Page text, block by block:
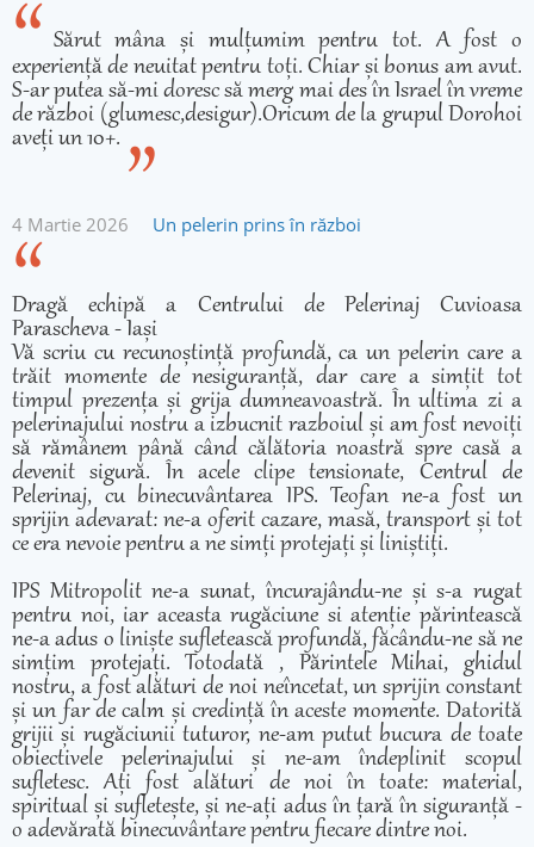
Sărut mâna și mulțumim pentru tot. A fost o
experiență de neuitat pentru toți. Chiar și bonus am avut.
S-ar putea să-mi doresc să merg mai des în Israel în vreme
de război (glumesc,desigur).Oricum de la grupul Dorohoi
aveți un 10+.
4 Martie 2026 Un pelerin prins în război
Dragă echipă a Centrului de Pelerinaj Cuvioasa
Parascheva - Iași
Vă scriu cu recunoștință profundă, ca un pelerin care a
trăit momente de nesiguranță, dar care a simțit tot
timpul prezența și grija dumneavoastră. În ultima zi a
pelerinajului nostru a izbucnit razboiul și am fost nevoiți
să rămânem până când călătoria noastră spre casă a
devenit sigură. În acele clipe tensionate, Centrul de
Pelerinaj, cu binecuvântarea IPS. Teofan ne-a fost un
sprijin adevarat: ne-a oferit cazare, masă, transport și tot
ce era nevoie pentru a ne simți protejați și liniștiți.
IPS Mitropolit ne-a sunat, încurajându-ne și s-a rugat
pentru noi, iar aceasta rugăciune si atenție părintească
ne-a adus o liniște sufletească profundă, făcându-ne să ne
simțim protejați. Totodată , Părintele Mihai, ghidul
nostru, a fost alături de noi neîncetat, un sprijin constant
și un far de calm și credință în aceste momente. Datorită
grijii și rugăciunii tuturor, ne-am putut bucura de toate
obiectivele pelerinajului și ne-am îndeplinit scopul
sufletesc. Ați fost alături de noi în toate: material,
spiritual și sufletește, și ne-ați adus în țară în siguranță -
o adevărată binecuvântare pentru fiecare dintre noi.